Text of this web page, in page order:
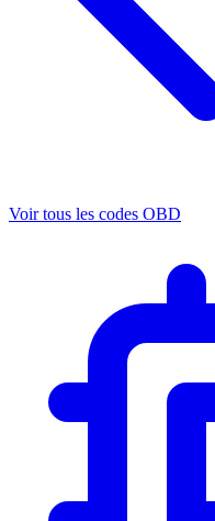
Voir tous les codes OBD